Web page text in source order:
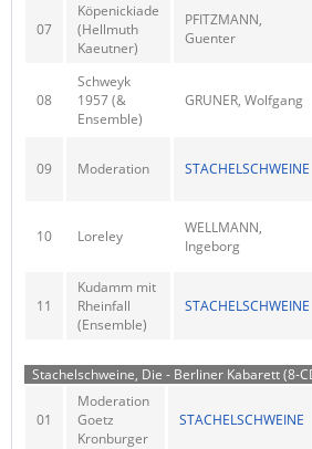
07
Köpenickiade
(Hellmuth
Kaeutner)
PFITZMANN,
Guenter
08
Schweyk
1957 (&
Ensemble)
GRUNER, Wolfgang
09 Moderation STACHELSCHWEINE
10 Loreley
WELLMANN,
Ingeborg
11
Kudamm mit
Rheinfall
(Ensemble)
STACHELSCHWEINE
Stachelschweine, Die - Berliner Kabarett (8-
01
Moderation
Goetz
Kronburger
STACHELSCHWEINE